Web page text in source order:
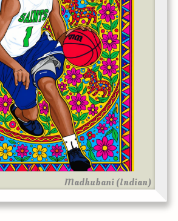
Madhubani (Indian)